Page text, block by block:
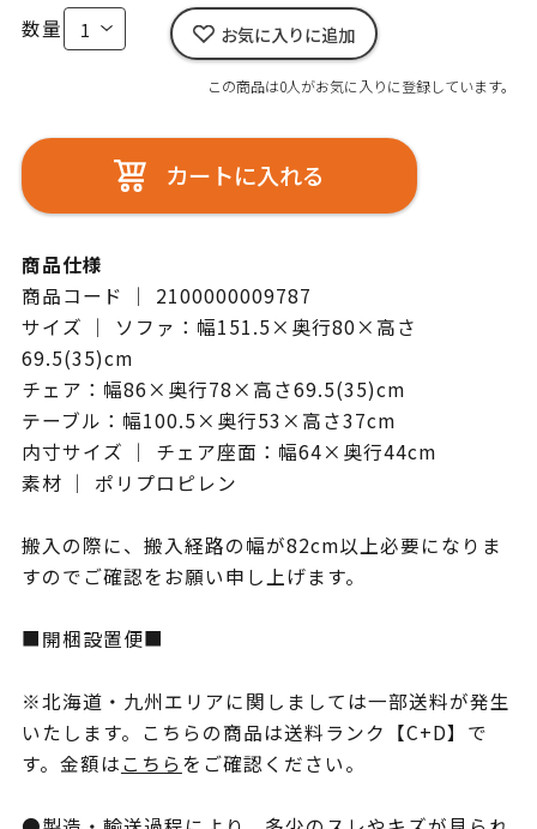
数量 お気に入りに追加
この商品は0人がお気に入りに登録しています。
カートに入れる
商品仕様
商品コード ｜ 2100000009787
サイズ ｜ ソファ：幅151.5×奥行80×高さ
69.5(35)cm
チェア：幅86×奥行78×高さ69.5(35)cm
テーブル：幅100.5×奥行53×高さ37cm
内寸サイズ ｜ チェア座面：幅64×奥行44cm
素材 ｜ ポリプロピレン
搬入の際に、搬入経路の幅が82cm以上必要になりま
すのでご確認をお願い申し上げます。
■開梱設置便■
※北海道・九州エリアに関しましては一部送料が発生
いたします。こちらの商品は送料ランク【C+D】で
す。金額はこちらをご確認ください。